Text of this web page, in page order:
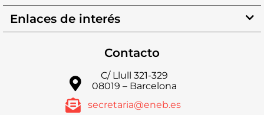
Enlaces de interés
Contacto
C/ Llull 321-329
08019 – Barcelona
secretaria@eneb.es